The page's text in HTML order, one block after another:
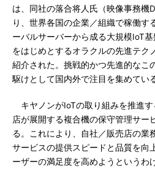
は、同社の落合将人氏（映像事務機
り、世界各国の企業／組織で稼働す
ーバルサーバーから成る大規模IoT
をはじめとするオラクルの先進テク
紹介された。挑戦的かつ先進的なこ
駆けとして国内外で注目を集めている
キヤノンがIoTの取り組みを推進
店が展開する複合機の保守管理サー
る。これにより、自社／販売店の業
サービスの提供スピードと品質を向
ーザーの満足度を高めようというわ